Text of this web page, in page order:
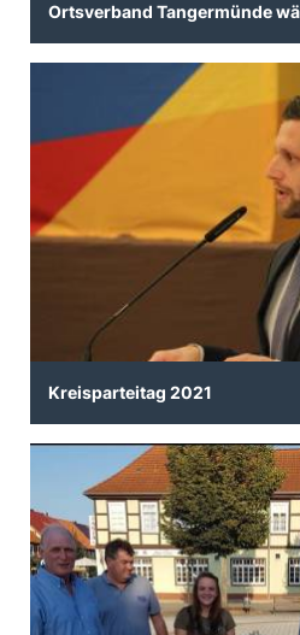
Ortsverband Tangermünde
Kreisparteitag 2021